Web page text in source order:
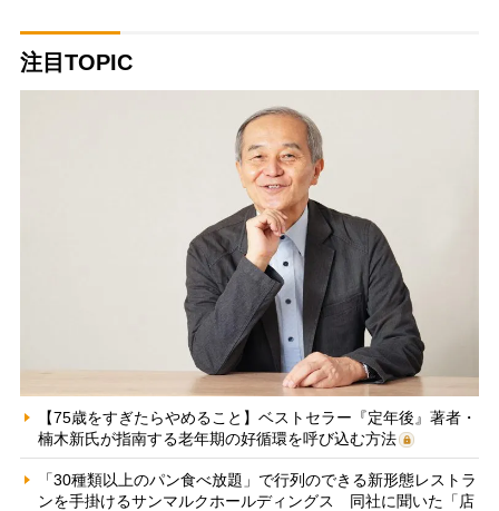
注目TOPIC
【75歳をすぎたらやめること】ベストセラー『定年後』著者・
楠木新氏が指南する老年期の好循環を呼び込む方法
「30種類以上のパン食べ放題」で行列のできる新形態レストラ
ンを手掛けるサンマルクホールディングス 同社に聞いた「店